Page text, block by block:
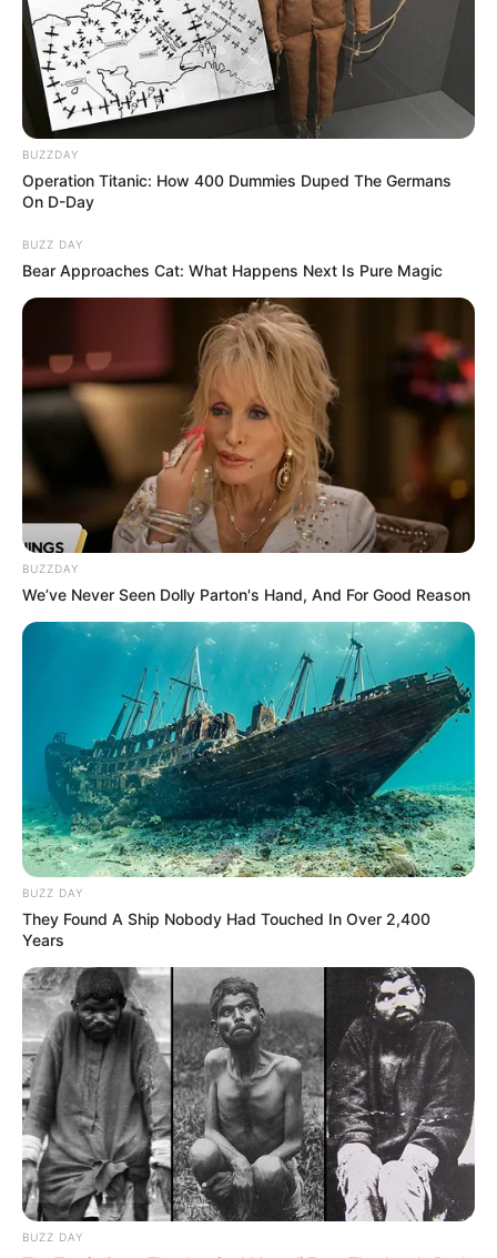
BUZZDAY
Operation Titanic: How 400 Dummies Duped The Germans
On D-Day
BUZZ DAY
Bear Approaches Cat: What Happens Next Is Pure Magic
BUZZDAY
We’ve Never Seen Dolly Parton's Hand, And For Good Reason
BUZZ DAY
They Found A Ship Nobody Had Touched In Over 2,400
Years
BUZZ DAY